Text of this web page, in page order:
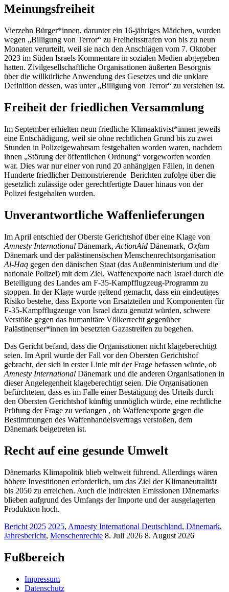
Meinungsfreiheit
Vierzehn Bürger*innen, darunter ein 16-jähriges Mädchen, wurden
wegen „Billigung von Terror“ zu Freiheitsstrafen von bis zu neun
Monaten verurteilt, weil sie nach den Anschlägen vom 7. Oktober
2023 im Süden Israels Kommentare in sozialen Medien abgegeben
hatten. Zivilgesellschaftliche Organisationen äußerten Besorgnis
über die willkürliche Anwendung des Gesetzes und die unklare
Definition dessen, was unter „Billigung von Terror“ zu verstehen ist.
Freiheit der friedlichen Versammlung
Im September erhielten neun friedliche Klimaaktivist*innen jeweils
eine Entschädigung, weil sie ohne rechtlichen Grund bis zu zwei
Stunden in Polizeigewahrsam festgehalten worden waren, nachdem
ihnen „Störung der öffentlichen Ordnung“ vorgeworfen worden
war. Dies war nur einer von rund 20 anhängigen Fällen, in denen
Hunderte friedlicher Demonstrierende Berichten zufolge über die
gesetzlich zulässige oder gerechtfertigte Dauer hinaus von der
Polizei festgehalten wurden.
Unverantwortliche Waffenlieferungen
Im April entschied der Oberste Gerichtshof über eine Klage von
Amnesty International Dänemark, ActionAid Dänemark, Oxfam
Dänemark und der palästinensischen Menschenrechtsorganisation
Al-Haq gegen den dänischen Staat (das Außenministerium und die
nationale Polizei) mit dem Ziel, Waffenexporte nach Israel durch die
Beteiligung des Landes am F-35-Kampfflugzeug-Programm zu
stoppen. In der Klage wurde geltend gemacht, dass ein eindeutiges
Risiko bestehe, dass Exporte von Ersatzteilen und Komponenten für
F-35-Kampfflugzeuge von Israel dazu genutzt würden, schwere
Verstöße gegen das humanitäre Völkerrecht gegenüber
Palästinenser*innen im besetzten Gazastreifen zu begehen.
Das Gericht befand, dass die Organisationen nicht klageberechtigt
seien. Im April wurde der Fall vor den Obersten Gerichtshof
gebracht, der sich in erster Linie mit der Frage befassen würde, ob
Amnesty International Dänemark und die anderen Organisationen in
dieser Angelegenheit klageberechtigt seien. Die Organisationen
befürchteten, dass es im Falle einer Bestätigung des Urteils durch
den Obersten Gerichtshof künftig unmöglich würde, eine rechtliche
Prüfung der Frage zu verlangen , ob Waffenexporte gegen die
Bestimmungen des Waffenhandelsvertrags verstoßen, dem
Dänemark beigetreten ist.
Recht auf eine gesunde Umwelt
Dänemarks Klimapolitik blieb weltweit führend. Allerdings wären
höhere Investitionen erforderlich, um das Ziel der Klimaneutralität
bis 2050 zu erreichen. Auch die indirekten Emissionen Dänemarks
blieben aufgrund des Umfangs der Importe und der ausgelagerten
Produktion hoch.
Bericht 2025 2025, Amnesty International Deutschland, Dänemark,
Jahresbericht, Menschenrechte 8. Juli 2026 8. August 2026
Fußbereich
Impressum
Datenschutz